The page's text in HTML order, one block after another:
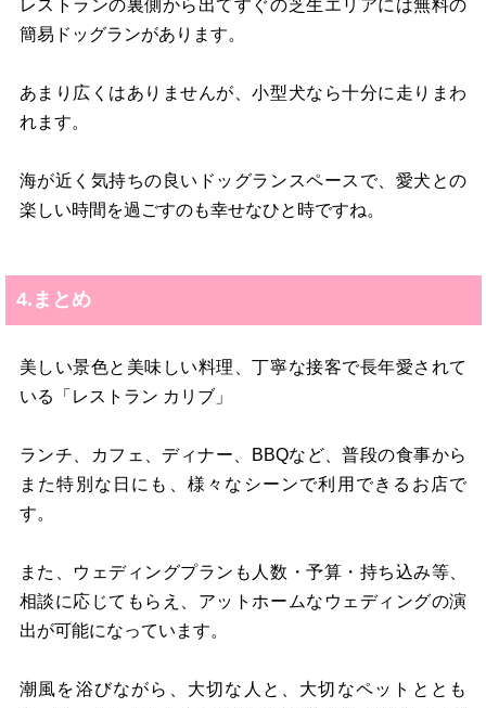
レストランの裏側から出てすぐの芝生エリアには無料の
簡易ドッグランがあります。
あまり広くはありませんが、小型犬なら十分に走りまわ
れます。
海が近く気持ちの良いドッグランスペースで、愛犬との
楽しい時間を過ごすのも幸せなひと時ですね。
4.まとめ
美しい景色と美味しい料理、丁寧な接客で長年愛されて
いる「レストラン カリブ」
ランチ、カフェ、ディナー、BBQなど、普段の食事から
また特別な日にも、様々なシーンで利用できるお店で
す。
また、ウェディングプランも人数・予算・持ち込み等、
相談に応じてもらえ、アットホームなウェディングの演
出が可能になっています。
潮風を浴びながら、大切な人と、大切なペットととも